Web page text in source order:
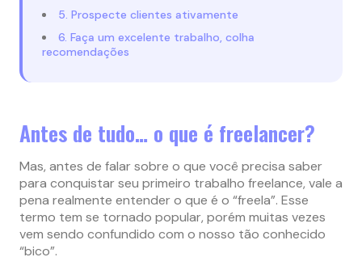
5. Prospecte clientes ativamente
6. Faça um excelente trabalho, colha
recomendações
Antes de tudo… o que é freelancer?
Mas, antes de falar sobre o que você precisa saber
para conquistar seu primeiro trabalho freelance, vale a
pena realmente entender o que é o “freela”. Esse
termo tem se tornado popular, porém muitas vezes
vem sendo confundido com o nosso tão conhecido
“bico”.